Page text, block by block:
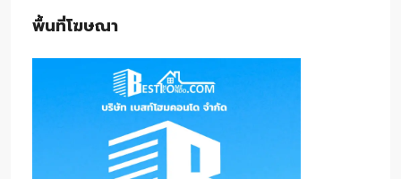
พื้นที่โฆษณา